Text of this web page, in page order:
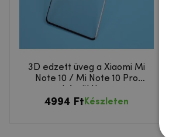
3D edzett üveg a Xiaomi Mi
Note 10 / Mi Note 10 Pro
4994 Ft Készleten